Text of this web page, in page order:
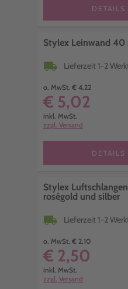
DETAILS
Stylex Leinwand 40
local_shipping Lieferzeit 1-2
o. MwSt. € 4,22
€ 5,02
inkl. MwSt.
zzgl. Versand
DETAILS
Stylex
roségold und silber
local_shipping Lieferzeit 1-2
o. MwSt. € 2,10
€ 2,50
inkl. MwSt.
zzgl. Versand